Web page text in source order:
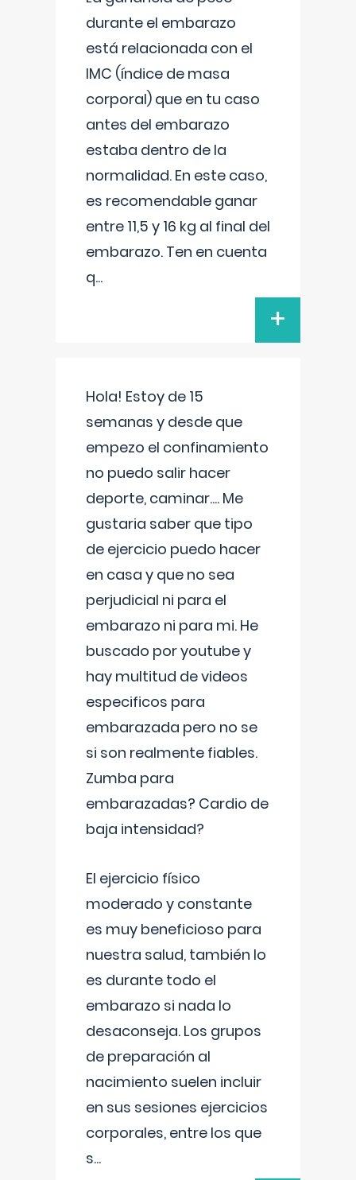
durante el embarazo
está relacionada con el
IMC (índice de masa
corporal) que en tu caso
antes del embarazo
estaba dentro de la
normalidad. En este caso,
es recomendable ganar
entre 11,5 y 16 kg al final del
embarazo. Ten en cuenta
q...
+
Hola! Estoy de 15
semanas y desde que
empezo el confinamiento
no puedo salir hacer
deporte, caminar.... Me
gustaria saber que tipo
de ejercicio puedo hacer
en casa y que no sea
perjudicial ni para el
embarazo ni para mi. He
buscado por youtube y
hay multitud de videos
especificos para
embarazada pero no se
si son realmente fiables.
Zumba para
embarazadas? Cardio de
baja intensidad?
El ejercicio físico
moderado y constante
es muy beneficioso para
nuestra salud, también lo
es durante todo el
embarazo si nada lo
desaconseja. Los grupos
de preparación al
nacimiento suelen incluir
en sus sesiones ejercicios
corporales, entre los que
s...